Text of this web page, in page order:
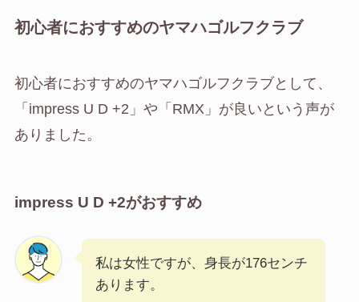
初心者におすすめのヤマハゴルフクラブ
初心者におすすめのヤマハゴルフクラブとして、
「impress U D +2」や「RMX」が良いという声が
ありました。
impress U D +2がおすすめ
私は女性ですが、身長が176センチ
あります。